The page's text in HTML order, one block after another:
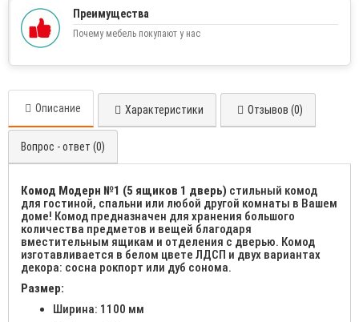
Преимущества
Почему мебель покупают у нас
Описание Характеристики Отзывов (0)
Вопрос - ответ (0)
Комод Модерн №1 (5 ящиков 1 дверь) стильный комод
для гостиной, спальни или любой другой комнаты в Вашем
доме! Комод предназначен для хранения большого
количества предметов и вещей благодаря
вместительным ящикам и отделения с дверью. Комод
изготавливается в белом цвете ЛДСП и двух вариантах
декора: сосна рокпорт или дуб сонома.
Размер:
Ширина: 1100 мм